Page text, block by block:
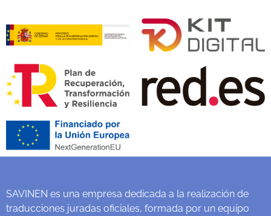
SAVINEN es una empresa dedicada a la realización de
traducciones juradas oficiales, formada por un equipo